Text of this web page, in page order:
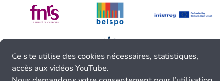
Ce site utilise des cookies nécessaires, statistiques,
accès aux vidéos YouTube.